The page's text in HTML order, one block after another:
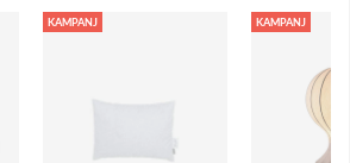
KAMPANJ KAMPANJ